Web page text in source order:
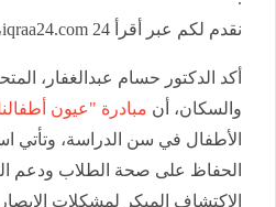
نقدم لكم عبر أقرأ 24 iqraa24.com،
أكد الدكتور حسام عبدالغفار،
والسكان، أن مبادرة "عيون
الأطفال في سن الدراسة، وتأتي
الحفاظ على صحة الطلاب ودعم
الاكتشاف المبكر لمشكلات